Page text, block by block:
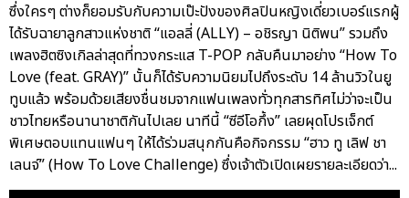
ซึ่งใครๆ ต่างก็ยอมรับกับความเป๊ะปังของศิลปินหญิงเดี่ยวเบอร์แรกผู้
ได้รับฉายาลูกสาวแห่งชาติ “แอลลี่ (ALLY) – อชิรญา นิติพน” รวมถึง
เพลงฮิตซิงเกิลล่าสุดที่ทวงกระแส T-POP กลับคืนมาอย่าง “How To
Love (feat. GRAY)” นั้นก็ได้รับความนิยมไปถึงระดับ 14 ล้านวิวในยู
ทูบแล้ว พร้อมด้วยเสียงชื่นชมจากแฟนเพลงทั่วทุกสารทิศไม่ว่าจะเป็น
ชาวไทยหรือนานาชาติกันไปเลย นาทีนี้ “ซีอีโอกึ้ง” เลยผุดโปรเจ็กต์
พิเศษตอบแทนแฟนๆ ให้ได้ร่วมสนุกกันคือกิจกรรม “ฮาว ทู เลิฟ ชา
เลนจ์” (How To Love Challenge) ซึ่งเจ้าตัวเปิดเผยรายละเอียดว่า...